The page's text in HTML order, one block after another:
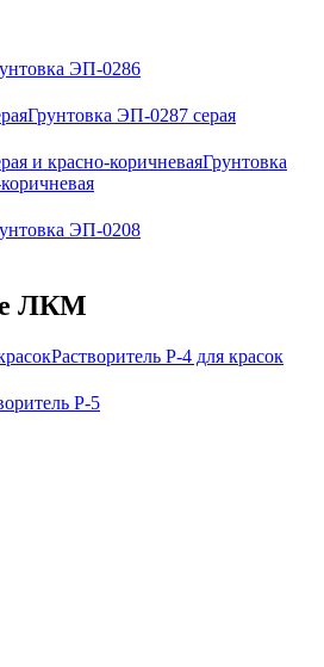
ЭП-0286
Грунтовка ЭП-0287 серая
Грунтовка
ЭП-0208
ЛКМ
Растворитель Р-4 для красок
Р-5